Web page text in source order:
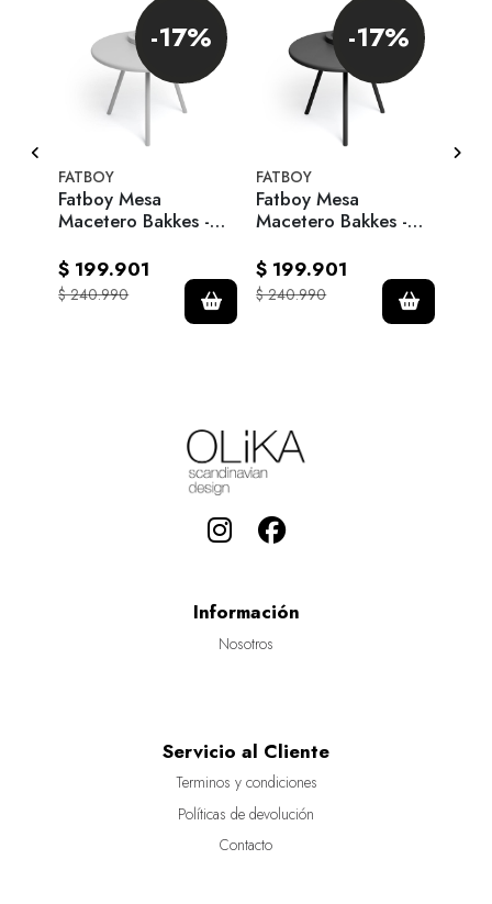
-17%
FATBOY
Fatboy Mesa
Macetero Bakkes -
$ 199.901
$ 240.990
-17%
FATBOY
Fatboy Mesa
Macetero Bakkes -
$ 199.901
$ 240.990
Información
Nosotros
Servicio al Cliente
Terminos y condiciones
Políticas de devolución
Contacto